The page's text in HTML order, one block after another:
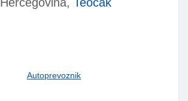
Hercegovina, Teočak
Autoprevoznik